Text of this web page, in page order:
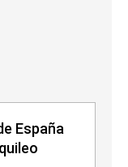
España